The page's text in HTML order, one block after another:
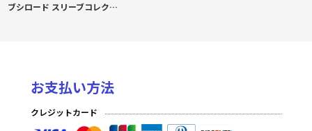
ブシロード スリーブコレクション ハイグレード Vol.4924 ブルーアーカイブ『ヒナ(水着)』
お支払い方法
クレジットカード